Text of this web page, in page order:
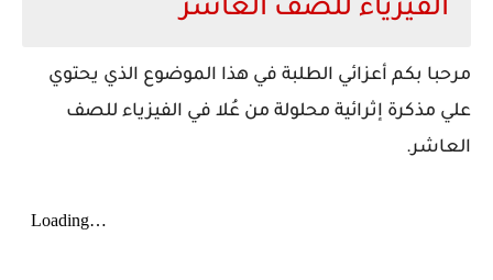
الفيزياء للصف العاشر
مرحبا بكم أعزائي الطلبة في هذا الموضوع الذي يحتوي
علي مذكرة إثرائية محلولة من عُلا في الفيزياء للصف
العاشر.